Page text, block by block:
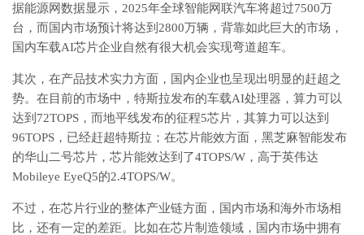
据能源网数据显示，2025年全球智能网联汽车将超过7500万
台，而国内市场预计将达到2800万辆，背靠如此巨大的市场，
国内车载AI芯片企业自然有很大机会实现弯道超车。
其次，在产品技术实力方面，国内企业也呈现出明显的赶超之
势。在目前的市场中，特斯拉发布的车载AI处理器，算力可以
达到72TOPS，而地平线发布的征程5芯片，其算力可以达到
96TOPS，已经赶超特斯拉；在芯片能效方面，黑芝麻智能发布
的华山二号芯片，芯片能效达到了4TOPS/W，高于英伟达
Mobileye EyeQ5的2.4TOPS/W。
不过，在芯片行业的整体产业链方面，国内市场和海外市场相
比，还有一定的差距。比如在芯片制造领域，国内市场中拥有